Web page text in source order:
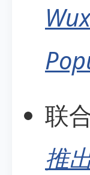
联
推